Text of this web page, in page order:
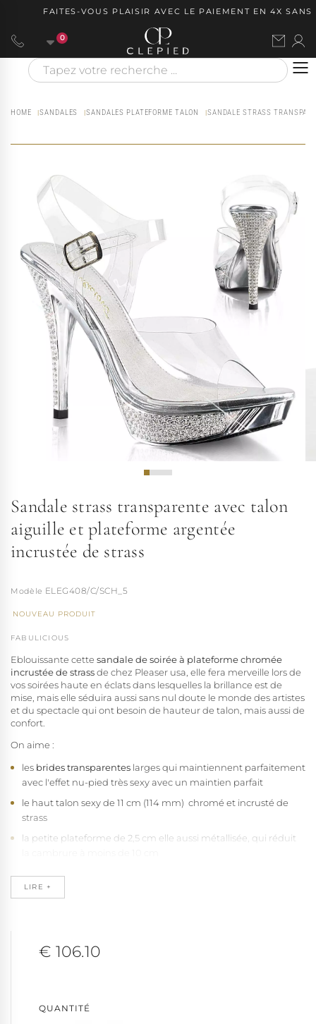
FAITES-VOUS PLAISIR AVEC LE PAIEMENT EN 4X SANS
0
HOME SANDALES SANDALES PLATEFORME TALON
Sandale strass transparente avec talon
aiguille et plateforme argentée
incrustée de strass
ELEG408/C/SCH_5
NOUVEAU PRODUIT
FABULICIOUS
Eblouissante cette sandale de soirée à plateforme chromée
incrustée de strassde chez Pleaser usa, elle fera merveille lors de
vos soirées haute en éclats dans lesquelles la brillance est de
mise, mais elle séduira aussi sans nul doute le monde des artistes
et du spectacle qui ont besoin de hauteur de talon, mais aussi de
confort.
On aime :
les brides transparentes larges qui maintiennent parfaitement
avec l'effet nu-pied très sexy avec un maintien parfait
le haut talon sexy de 11 cm (114 mm) chromé et incrusté de
strass
la petite plateforme de 2,5 cm elle aussi métallisée, qui réduit
l'arche du pied pour un confort étonnant
la qualité de fabrication Pleaser
LIRE +
€ 106.10
QUANTITÉ